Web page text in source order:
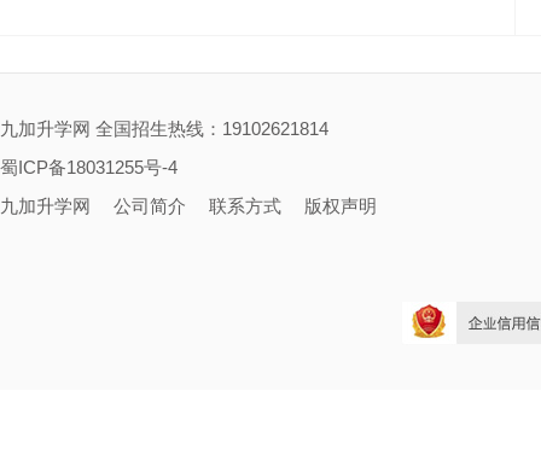
九加升学网 全国招生热线：19102621814
蜀ICP备18031255号-4
九加升学网
公司简介 联系方式 版权声明